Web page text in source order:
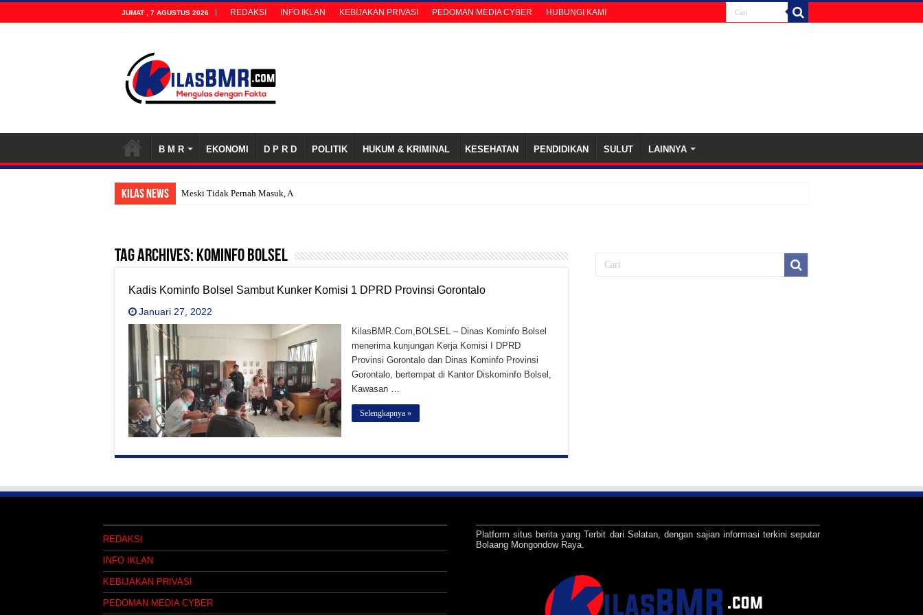
JUMAT , 7 AGUSTUS 2026 REDAKSI INFO IKLAN KEBIJAKAN PRIVASI PEDOMAN MEDIA CYBER HUBUNGI KAMI
B M R EKONOMI D P R D POLITIK HUKUM & KRIMINAL KESEHATAN PENDIDIKAN SULUT LAINNYA
KILAS NEWS Meski Tidak Pernah Masuk, Anak Kad
Tag Archives: Kominfo Bolsel
Kadis Kominfo Bolsel Sambut Kunker Komisi 1 DPRD Provinsi Gorontalo
Januari 27, 2022
KilasBMR.Com,BOLSEL – Dinas Kominfo Bolsel
menerima kunjungan Kerja Komisi I DPRD
Provinsi Gorontalo dan Dinas Kominfo Provinsi
Gorontalo, bertempat di Kantor Diskominfo Bolsel,
Kawasan …
Selengkapnya »
REDAKSI
INFO IKLAN
KEBIJAKAN PRIVASI
PEDOMAN MEDIA CYBER
Platform situs berita yang Terbit dari Selatan, dengan sajian informasi terkini seputar
Bolaang Mongondow Raya.